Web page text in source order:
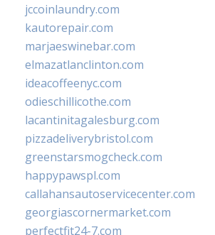
jccoinlaundry.com
kautorepair.com
marjaeswinebar.com
elmazatlanclinton.com
ideacoffeenyc.com
odieschillicothe.com
lacantinitagalesburg.com
pizzadeliverybristol.com
greenstarsmogcheck.com
happypawspl.com
callahansautoservicecenter.com
georgiascornermarket.com
perfectfit24-7.com